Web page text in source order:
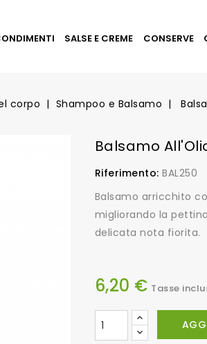
SALSE E CREME CONSERVE
corpo Shampoo e Balsamo
Balsamo
Riferimento: BAL250
Balsamo arricchito
migliorando la
delicata nota fiorita.
6,20 € Tasse